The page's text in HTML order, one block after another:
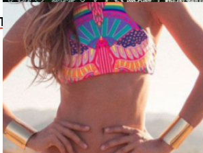
Оформление Дверного Проема Без
Украшение Забора Из Рабицы
Апатия И